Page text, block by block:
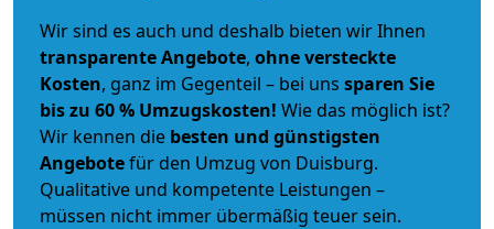
Wir sind es auch und deshalb bieten wir Ihnen
transparente Angebote, ohne versteckte
Kosten, ganz im Gegenteil – bei uns sparen Sie
bis zu 60 % Umzugskosten! Wie das möglich ist?
Wir kennen die besten und günstigsten
Angebotefür den Umzug von Duisburg.
Qualitative und kompetente Leistungen –
müssen nicht immer übermäßig teuer sein.